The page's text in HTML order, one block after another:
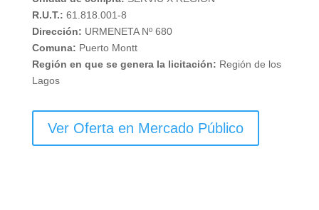
R.U.T.: 61.818.001-8
Dirección: URMENETA Nº 680
Comuna: Puerto Montt
Región en que se genera la licitación: Región de los
Lagos
Ver Oferta en Mercado Público